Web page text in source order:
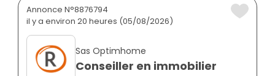
Annonce N°8876794
il y a environ 20 heures (05/08/2026)
Sas Optimhome
Conseiller en immobilier